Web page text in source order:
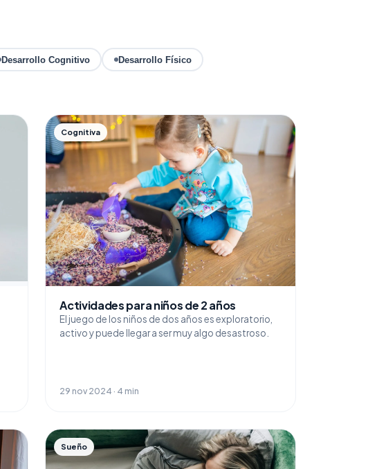
Desarrollo Cognitivo Desarrollo Físico
Cognitiva
Actividades para niños de 2 años
El juego de los niños de dos años es exploratorio,
activo y puede llegar a ser muy algo desastroso.
29 nov 2024 · 4 min
Sueño